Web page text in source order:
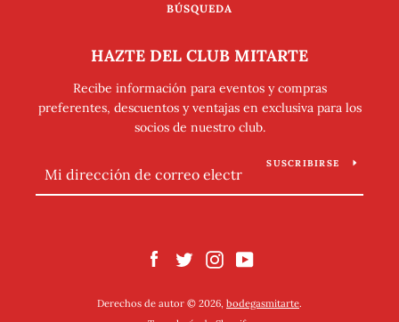
BÚSQUEDA
HAZTE DEL CLUB MITARTE
Recibe información para eventos y compras
preferentes, descuentos y ventajas en exclusiva para los
socios de nuestro club.
SUSCRIBIRSE
Facebook
Twitter Instagram
Derechos de autor © 2026, bodegasmitarte.